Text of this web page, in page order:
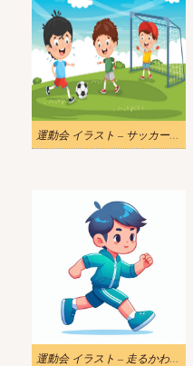
運動会 イラスト – サッカーをする男の子
運動会 イラスト – 走るかわいい子供